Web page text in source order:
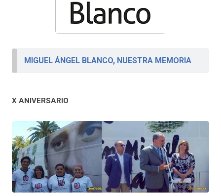
MIGUEL ÁNGEL BLANCO, NUESTRA MEMORIA
X ANIVERSARIO